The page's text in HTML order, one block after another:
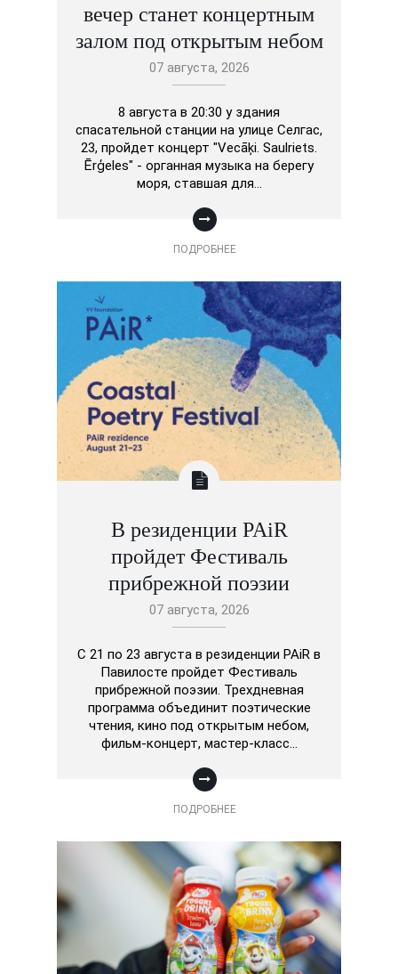
вечер станет концертным
залом под открытым небом
07 августа, 2026
8 августа в 20:30 у здания
спасательной станции на улице Селгас,
23, пройдет концерт "Vecāķi. Saulriets.
Ērģeles" - органная музыка на берегу
моря, ставшая для…
ПОДРОБНЕЕ
В резиденции PAiR
пройдет Фестиваль
прибрежной поэзии
07 августа, 2026
С 21 по 23 августа в резиденции PAiR в
Павилосте пройдет Фестиваль
прибрежной поэзии. Трехдневная
программа объединит поэтические
чтения, кино под открытым небом,
фильм-концерт, мастер-класс…
ПОДРОБНЕЕ